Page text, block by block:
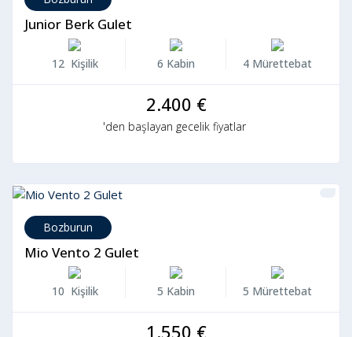
Junior Berk Gulet
12 Kişilik 6 Kabin 4 Mürettebat
2.400 €
'den başlayan gecelik fiyatlar
Bozburun
Mio Vento 2 Gulet
10 Kişilik 5 Kabin 5 Mürettebat
1.550 €